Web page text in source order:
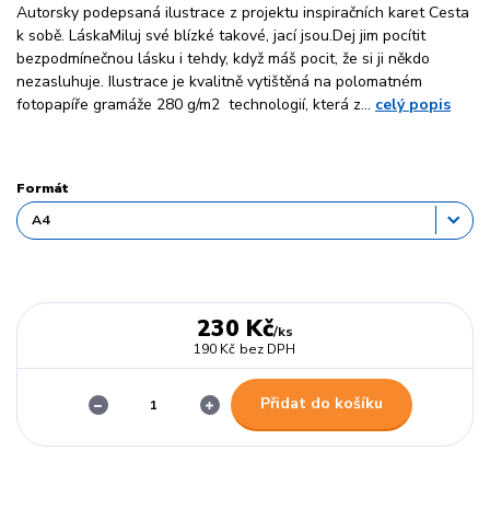
Autorsky podepsaná ilustrace z projektu inspiračních karet Cesta
k sobě. LáskaMiluj své blízké takové, jací jsou.Dej jim pocítit
bezpodmínečnou lásku i tehdy, když máš pocit, že si ji někdo
nezasluhuje. Ilustrace je kvalitně vytištěná na polomatném
fotopapíře gramáže 280 g/m2 technologií, která z... celý popis
Formát
230 Kč/ks
190 Kč bez DPH
Přidat do košíku